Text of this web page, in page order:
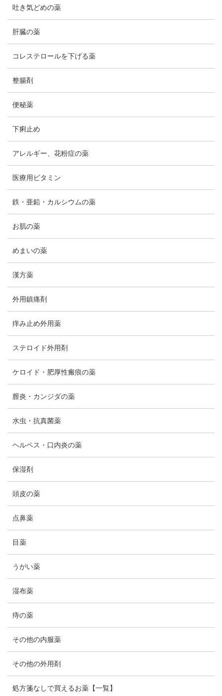
吐き気どめの薬
肝臓の薬
コレステロールを下げる薬
整腸剤
便秘薬
下痢止め
アレルギー、花粉症の薬
医療用ビタミン
鉄・亜鉛・カルシウムの薬
お肌の薬
めまいの薬
漢方薬
外用鎮痛剤
痒み止め外用薬
ステロイド外用剤
ケロイド・肥厚性瘢痕の薬
膣炎・カンジダの薬
水虫・抗真菌薬
ヘルペス・口内炎の薬
保湿剤
頭皮の薬
点鼻薬
目薬
うがい薬
湿布薬
痔の薬
その他の内服薬
その他の外用剤
処方箋なしで買えるお薬【一覧】